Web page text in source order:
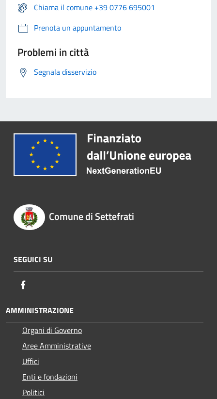
Chiama il comune +39 0776 695001
Prenota un appuntamento
Problemi in città
Segnala disservizio
Comune di Settefrati
SEGUICI SU
AMMINISTRAZIONE
Organi di Governo
Aree Amministrative
Uffici
Enti e fondazioni
Politici